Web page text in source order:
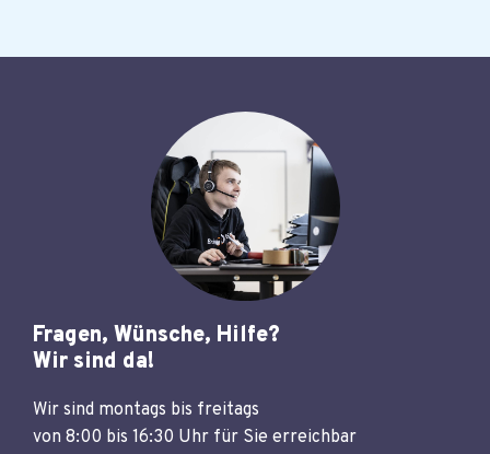
Fragen, Wünsche, Hilfe?
Wir sind da!
Wir sind montags bis freitags
von 8:00 bis 16:30 Uhr für Sie erreichbar